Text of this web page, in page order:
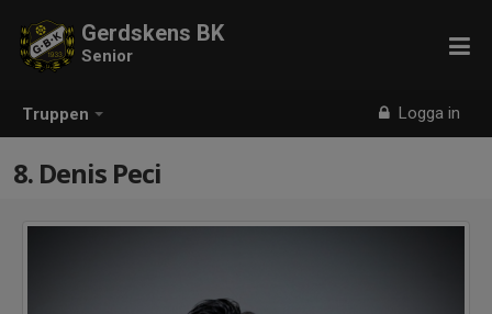
Truppen Logga in
Gerdskens BK
Senior
8. Denis Peci